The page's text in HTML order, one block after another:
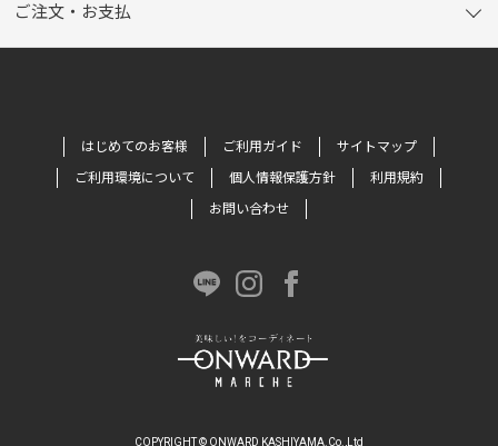
ご注文・お支払
はじめてのお客様 ご利用ガイド
サイトマップ
ご利用環境について
個人情報保護方針
利用規約
お問い合わせ
COPYRIGHT © ONWARD KASHIYAMA.Co.,Ltd